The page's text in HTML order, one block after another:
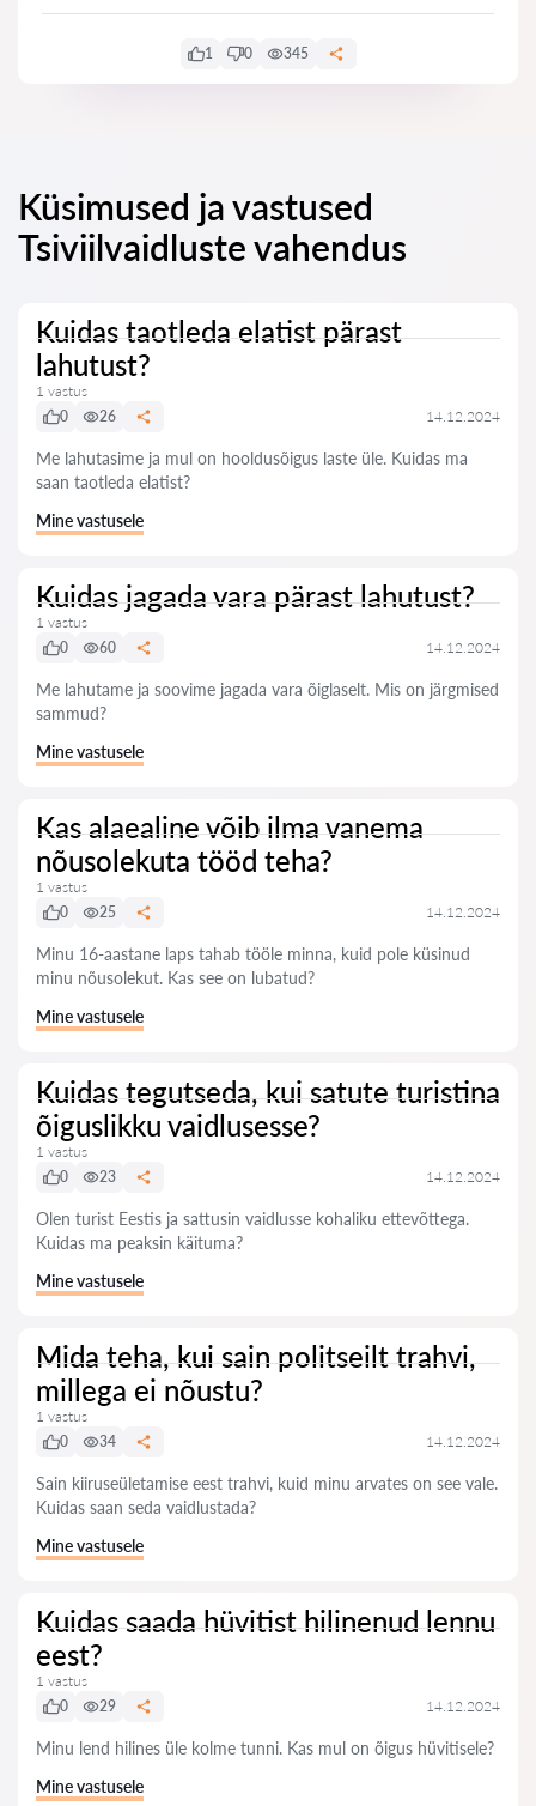
1 0 345
Küsimused ja vastused
Tsiviilvaidluste vahendus
Kuidas taotleda elatist pärast
lahutust?
1 vastus
0
26 14.12.2024
Me lahutasime ja mul on hooldusõigus laste üle. Kuidas ma
saan taotleda elatist?
Mine vastusele
Kuidas jagada vara pärast lahutust?
1 vastus
0
60 14.12.2024
Me lahutame ja soovime jagada vara õiglaselt. Mis on järgmised
sammud?
Mine vastusele
Kas alaealine võib ilma vanema
nõusolekuta tööd teha?
1 vastus
0
25 14.12.2024
Minu 16-aastane laps tahab tööle minna, kuid pole küsinud
minu nõusolekut. Kas see on lubatud?
Mine vastusele
Kuidas tegutseda, kui satute turistina
õiguslikku vaidlusesse?
1 vastus
0
23 14.12.2024
Olen turist Eestis ja sattusin vaidlusse kohaliku ettevõttega.
Kuidas ma peaksin käituma?
Mine vastusele
Mida teha, kui sain politseilt trahvi,
millega ei nõustu?
1 vastus
0
34 14.12.2024
Sain kiiruseületamise eest trahvi, kuid minu arvates on see vale.
Kuidas saan seda vaidlustada?
Mine vastusele
Kuidas saada hüvitist hilinenud lennu
eest?
1 vastus
0
29 14.12.2024
Minu lend hilines üle kolme tunni. Kas mul on õigus hüvitisele?
Mine vastusele